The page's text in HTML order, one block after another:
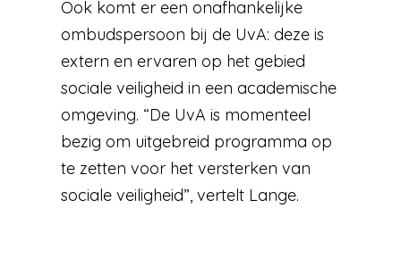
Ook komt er een onafhankelijke
ombudspersoon bij de UvA: deze is
extern en ervaren op het gebied
sociale veiligheid in een academische
omgeving. “De UvA is momenteel
bezig om uitgebreid programma op
te zetten voor het versterken van
sociale veiligheid”, vertelt Lange.